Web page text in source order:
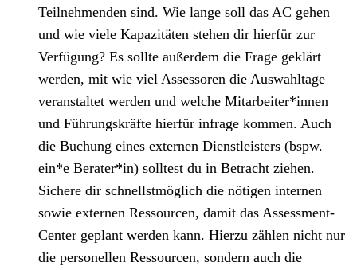
Teilnehmenden sind. Wie lange soll das AC gehen
und wie viele Kapazitäten stehen dir hierfür zur
Verfügung? Es sollte außerdem die Frage geklärt
werden, mit wie viel Assessoren die Auswahltage
veranstaltet werden und welche Mitarbeiter*innen
und Führungskräfte hierfür infrage kommen. Auch
die Buchung eines externen Dienstleisters (bspw.
ein*e Berater*in) solltest du in Betracht ziehen.
Sichere dir schnellstmöglich die nötigen internen
sowie externen Ressourcen, damit das Assessment-
Center geplant werden kann. Hierzu zählen nicht nur
die personellen Ressourcen, sondern auch die